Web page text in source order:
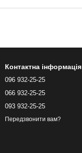
Контактна інформація
096 932-25-25
066 932-25-25
093 932-25-25
Передзвонити вам?